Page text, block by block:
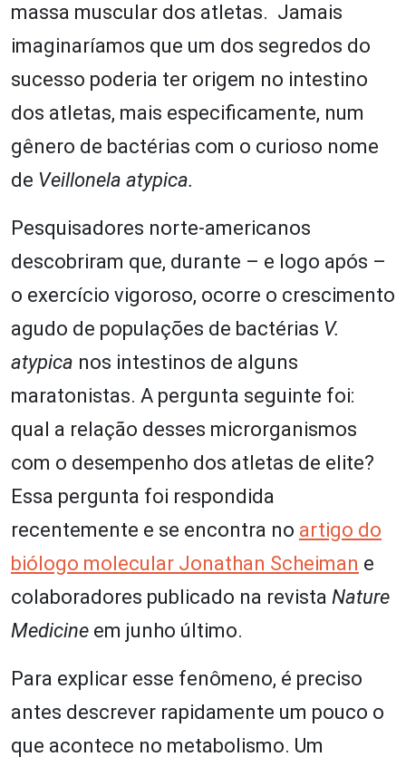
massa muscular dos atletas. Jamais
imaginaríamos que um dos segredos do
sucesso poderia ter origem no intestino
dos atletas, mais especificamente, num
gênero de bactérias com o curioso nome
de Veillonela atypica.
Pesquisadores norte-americanos
descobriram que, durante – e logo após –
o exercício vigoroso, ocorre o crescimento
agudo de populações de bactérias V.
atypica nos intestinos de alguns
maratonistas. A pergunta seguinte foi:
qual a relação desses microrganismos
com o desempenho dos atletas de elite?
Essa pergunta foi respondida
recentemente e se encontra no artigo do
biólogo molecular Jonathan Scheiman e
colaboradores publicado na revista Nature
Medicine em junho último.
Para explicar esse fenômeno, é preciso
antes descrever rapidamente um pouco o
que acontece no metabolismo. Um